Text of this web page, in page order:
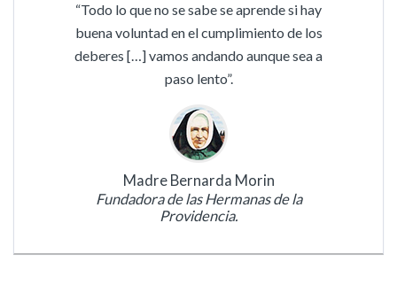
“Todo lo que no se sabe se aprende si hay
buena voluntad en el cumplimiento de los
deberes […] vamos andando aunque sea a
paso lento”.
Madre Bernarda Morin
Fundadora de las Hermanas de la
Providencia.